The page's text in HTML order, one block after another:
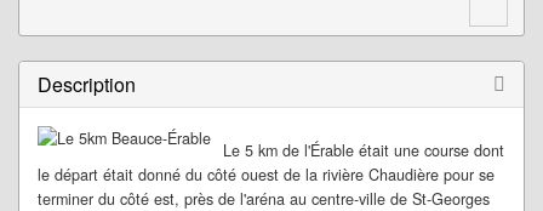
Description
Le 5 km de l'Érable était une course dont
le départ était donné du côté ouest de la rivière Chaudière pour se
terminer du côté est, près de l'aréna au centre-ville de St-Georges